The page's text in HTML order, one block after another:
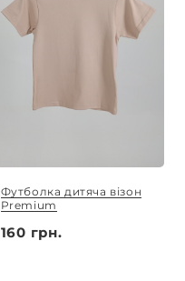
Футболка дитяча візон
Premium
160 грн.